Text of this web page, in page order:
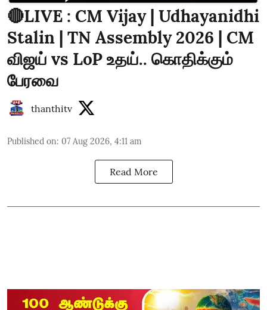
🔴LIVE : CM Vijay | Udhayanidhi
Stalin | TN Assembly 2026 | CM
விஜய் vs LoP உதய்.. கொதிக்கும்
பேரவை
thanthitv
Published on: 07 Aug 2026, 4:11 am
Read More